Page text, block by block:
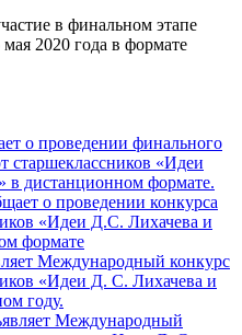
в финальном этапе
2020 года в формате
о проведении конкурса
«Идеи Д.С. Лихачева и
формате
Международный